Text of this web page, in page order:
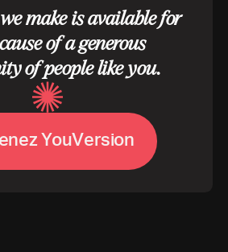
make is available for
of a generous
of people like you.
nezYouVersion